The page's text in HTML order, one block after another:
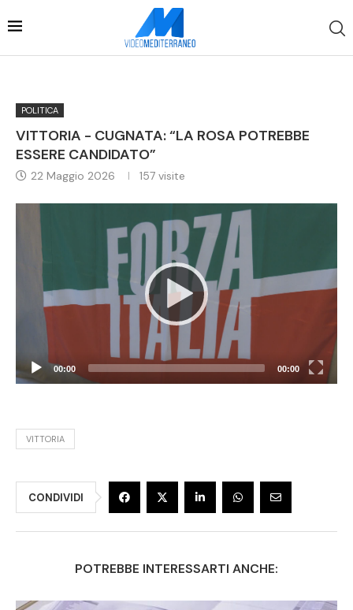
POLITICA
VITTORIA - CUGNATA: “LA ROSA POTREBBE
ESSERE CANDIDATO”
22 Maggio 2026 157 visite
Video
Player
00:00 00:00
VITTORIA
CONDIVIDI
POTREBBE INTERESSARTI ANCHE: